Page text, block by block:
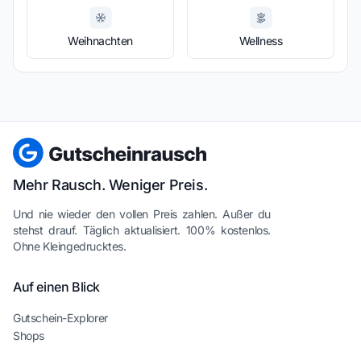
Weihnachten Wellness
Mehr Rausch. Weniger Preis.
Und nie wieder den vollen Preis zahlen. Außer du
stehst drauf. Täglich aktualisiert. 100% kostenlos.
Ohne Kleingedrucktes.
Auf einen Blick
Gutschein-Explorer
Shops